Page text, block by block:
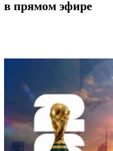
в прямом эфире